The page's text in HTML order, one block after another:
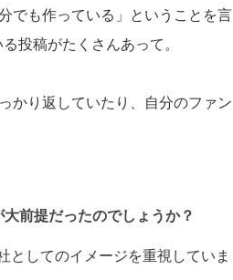
でも作っている」ということを言
投稿がたくさんあって。
かり返していたり、自分のファン
前提だったのでしょうか？
としてのイメージを重視していま